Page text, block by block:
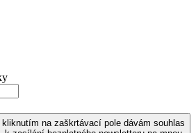
na zaškrtávací pole dávám souhlas